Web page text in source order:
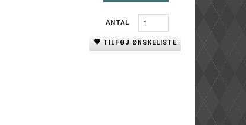
ANTAL
TILFØJ ØNSKELISTE